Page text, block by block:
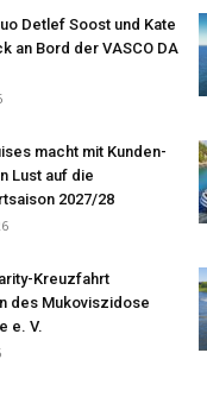
Detlef Soost und Kate
an Bord der VASCO DA
macht mit Kunden-
Lust auf die
2027/28
Kreuzfahrt
des Mukoviszidose
e. V.